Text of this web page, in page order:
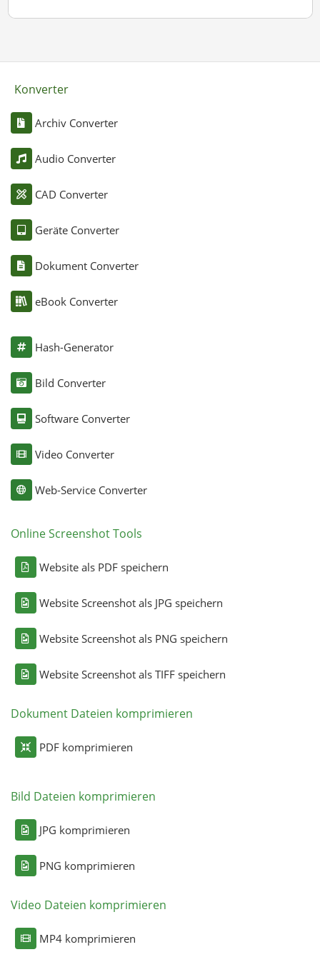
Konverter
Archiv Converter
Audio Converter
CAD Converter
Geräte Converter
Dokument Converter
eBook Converter
Hash-Generator
Bild Converter
Software Converter
Video Converter
Web-Service Converter
Online Screenshot Tools
Website als PDF speichern
Website Screenshot als JPG speichern
Website Screenshot als PNG speichern
Website Screenshot als TIFF speichern
Dokument Dateien komprimieren
PDF komprimieren
Bild Dateien komprimieren
JPG komprimieren
PNG komprimieren
Video Dateien komprimieren
MP4 komprimieren